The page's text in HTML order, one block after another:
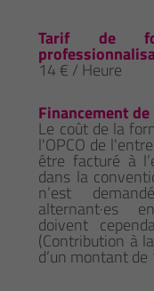
Tarif de
14 € / Heure
Financement
Le coût de la
l'OPCO de
être facturé à
dans la
n’est
alternant·es
doivent
(Contribution à
d’un montant de